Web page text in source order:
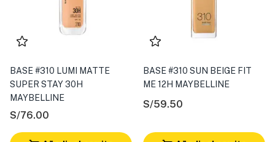
BASE #310 LUMI MATTE
SUPER STAY 30H
MAYBELLINE
S/76.00
BASE #310 SUN BEIGE FIT
ME 12H MAYBELLINE
S/59.50